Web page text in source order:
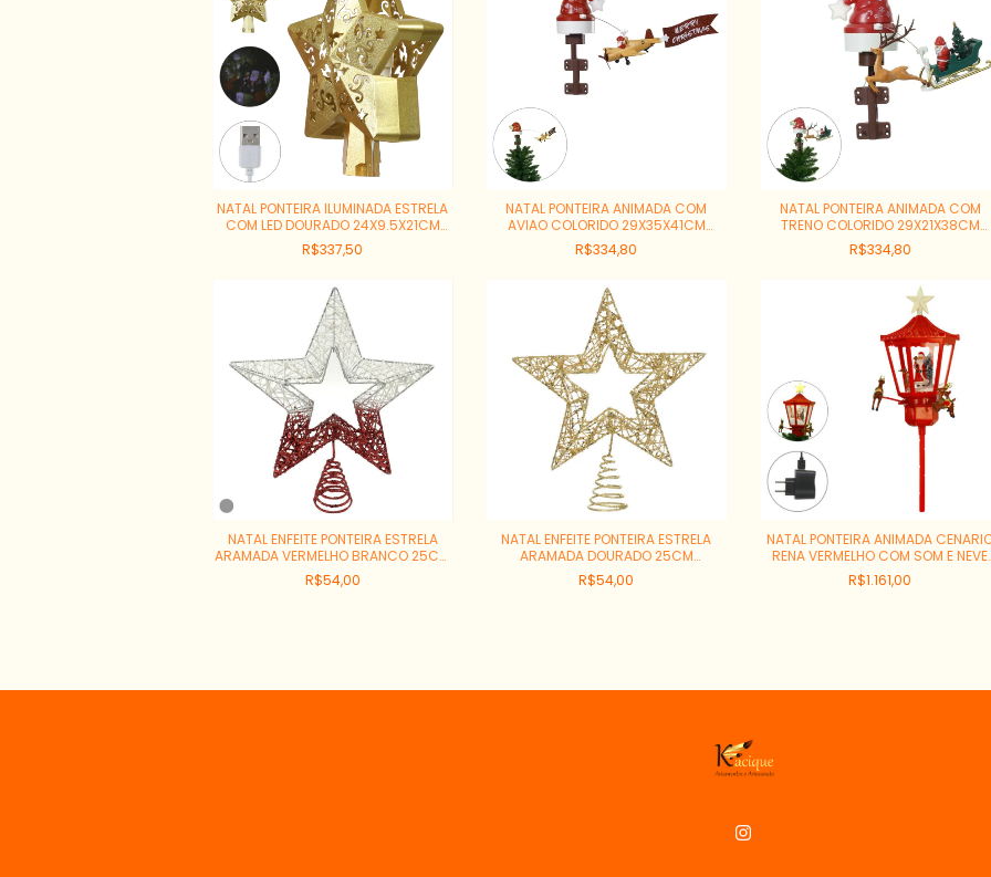
NATAL PONTEIRA ILUMINADA ESTRELA
COM LED DOURADO 24X9.5X21CM
REF:81387001
R$337,50
NATAL PONTEIRA ANIMADA COM
AVIAO COLORIDO 29X35X41CM
REF:81382001
R$334,80
NATAL PONTEIRA ANIMADA COM
TRENO COLORIDO 29X21X38CM
REF:81381001
R$334,80
NATAL ENFEITE PONTEIRA ESTRELA
ARAMADA VERMELHO BRANCO 25CM
REF:77871006
R$54,00
NATAL ENFEITE PONTEIRA ESTRELA
ARAMADA DOURADO 25CM
REF:77871004
R$54,00
NATAL PONTEIRA ANIMADA
RENA VERMELHO COM SOM E NEVE
42X23X20CM REF:57025001
R$1.161,00